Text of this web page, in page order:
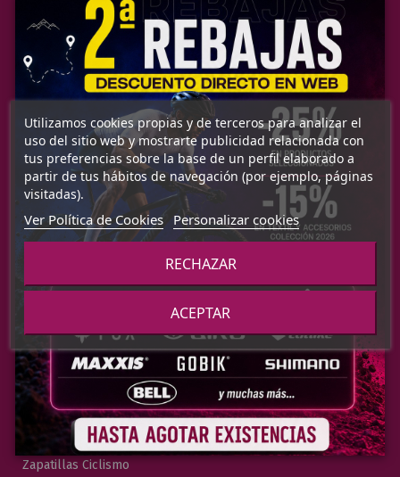
Sobre Nosotros
Contacto
Términos y Condiciones de Venta
Envío
FAQs
Mapa del Sitio
Categorías
Cuadros
Accesorios
Textil Ciclismo
Cascos
Zapatillas Ciclismo
Utilizamos cookies propias y de terceros para analizar el
uso del sitio web y mostrarte publicidad relacionada con
tus preferencias sobre la base de un perfil elaborado a
partir de tus hábitos de navegación (por ejemplo, páginas
visitadas).
Ver Política de Cookies Personalizar cookies
RECHAZAR
ACEPTAR